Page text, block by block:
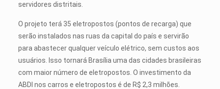
servidores distritais.
O projeto terá 35 eletropostos (pontos de recarga) que
serão instalados nas ruas da capital do país e servirão
para abastecer qualquer veículo elétrico, sem custos aos
usuários. Isso tornará Brasília uma das cidades brasileiras
com maior número de eletropostos. O investimento da
ABDI nos carros e eletropostos é de R$ 2,3 milhões.